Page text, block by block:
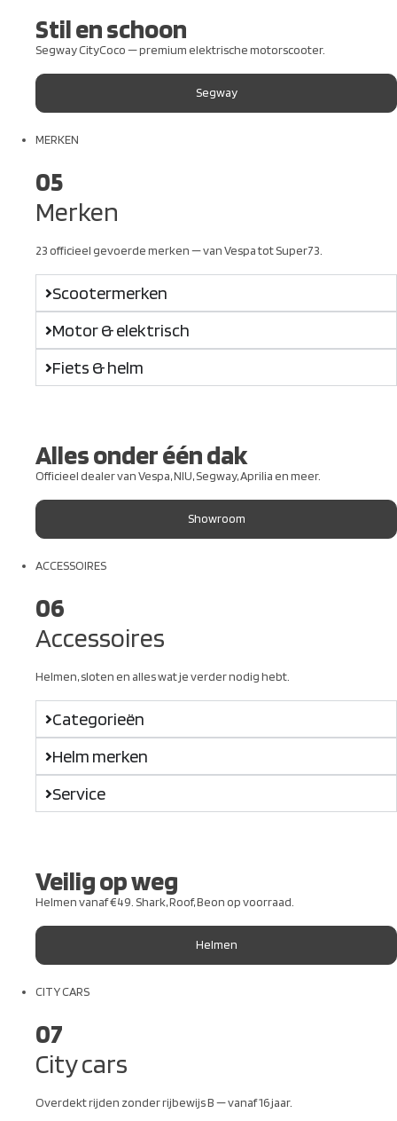
Stil en schoon
Segway CityCoco — premium elektrische motorscooter.
Segway
MERKEN
05
Merken
23 officieel gevoerde merken — van Vespa tot Super73.
Scootermerken
Motor & elektrisch
Fiets & helm
Alles onder één dak
Officieel dealer van Vespa, NIU, Segway, Aprilia en meer.
Showroom
ACCESSOIRES
06
Accessoires
Helmen, sloten en alles wat je verder nodig hebt.
Categorieën
Helm merken
Service
Veilig op weg
Helmen vanaf €49. Shark, Roof, Beon op voorraad.
Helmen
CITY CARS
07
City cars
Overdekt rijden zonder rijbewijs B — vanaf 16 jaar.